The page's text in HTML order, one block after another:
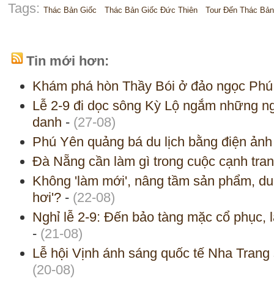
Tags: Thác Bản Giốc Thác Bản Giốc Đức Thiên Tour Đến Thác
Tin mới hơn:
Khám phá hòn Thầy Bói ở đảo ngọc
Lễ 2-9 đi dọc sông Kỳ Lộ ngắm những
danh - (27-08)
Phú Yên quảng bá du lịch bằng điện ảnh
Đà Nẵng cần làm gì trong cuộc cạnh
Không 'làm mới', nâng tầm sản phẩm,
hơi'? - (22-08)
Nghỉ lễ 2-9: Đến bảo tàng mặc cổ phục,
- (21-08)
Lễ hội Vịnh ánh sáng quốc tế Nha
(20-08)